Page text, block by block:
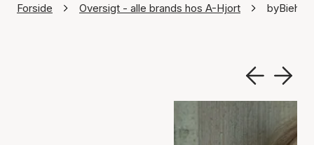
Forside Oversigt - alle brands hos A-Hjort byBiehl